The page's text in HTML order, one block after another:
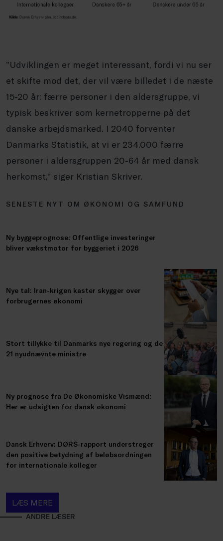
”Udviklingen er meget interessant, fordi vi nu ser
et skifte mod det, der vil være billedet i de næste
15-20 år: færre personer i den aldersgruppe, vi
typisk beskriver som kernetropperne på det
danske arbejdsmarked. I 2040 forventer
Danmarks Statistik, at vi er 234.000 færre
personer i aldersgruppen 20-64 år med dansk
herkomst,” siger Kristian Skriver.
SENESTE NYT OM ØKONOMI OG SAMFUND
Ny byggeprognose: Offentlige investeringer
bliver vækstmotor for byggeriet i 2026
Nye tal: Iran-krigen kaster skygger over
forbrugernes økonomi
Stort tillykke til Danmarks nye regering og de
21 nyudnævnte ministre
Ny prognose fra De Økonomiske Vismænd:
Her er udsigten for dansk økonomi
Dansk Erhverv: DØRS-rapport understreger
den positive betydning af beløbsordningen
for internationale kolleger
LÆS MERE
ANDRE LÆSER